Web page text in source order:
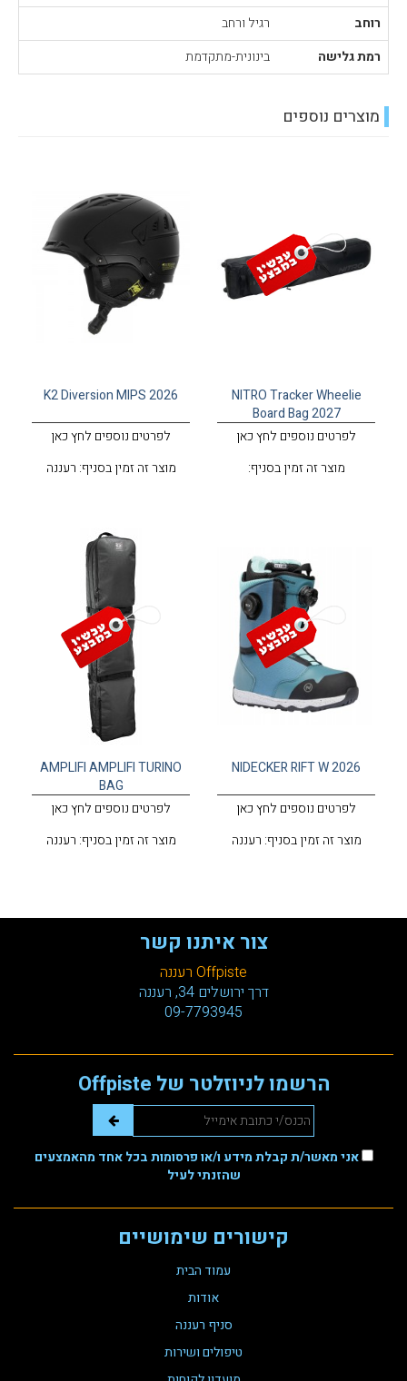
רוחב
רגיל ורחב
רמת גלישה
בינונית-מתקדמת
מוצרים נוספים
NITRO Tracker Wheelie
Board Bag 2027
לפרטים נוספים לחץ כאן
מוצר זה זמין בסניף:
K2 Diversion MIPS 2026
לפרטים נוספים לחץ כאן
מוצר זה זמין בסניף: רעננה
NIDECKER RIFT W 2026
לפרטים נוספים לחץ כאן
מוצר זה זמין בסניף: רעננה
AMPLIFI AMPLIFI TURINO
BAG
לפרטים נוספים לחץ כאן
מוצר זה זמין בסניף: רעננה
קישורים שימושיים
עמוד הבית
אודות
סניף רעננה
טיפולים ושירות
הרשמו לניוזלטר של Offpiste
אני מאשר/ת קבלת מידע ו/או פרסומות בכל אחד מהאמצעים
שהזנתי לעיל
צור איתנו קשר
Offpiste רעננה
דרך ירושלים 34, רעננה
09-7793945